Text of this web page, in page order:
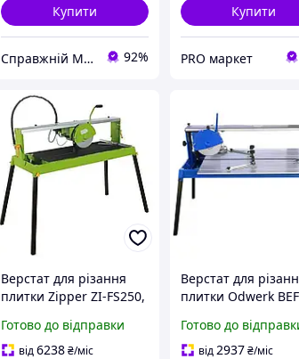
Купити
Справжній Майстер 92%
Купити
PRO маркет
Верстат для різання
плитки Zipper ZI-FS250,
каменерізних робіт,
артикул 65-ZI-FS250
Готово до відправки
від6238₴/міс
Верстат для
плитки Odwerk BEF
Готово до
від 2937 ₴/міс